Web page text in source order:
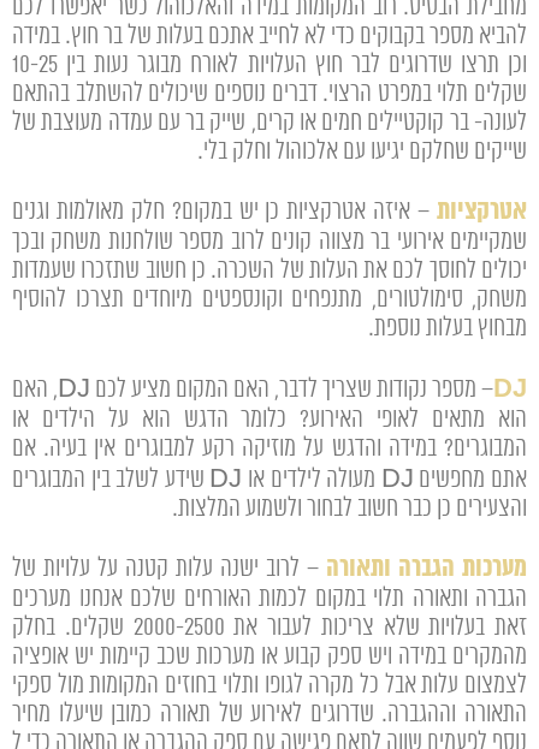
מחבילת הבסיס. רוב המקומות במידה והאלכוהול כשר יאפשרו לכם
להביא מספר בקבוקים כדי לא לחייב אתכם בעלות של בר חוץ. במידה
וכן תרצו שדרוגים לבר חוץ העלויות לאורח מבוגר נעות בין 10-25
שקלים תלוי במפרט הרצוי. דברים נוספים שיכולים להשתלב בהתאם
לעונה- בר קוקטיילים חמים או קרים, שייק בר עם עמדה מעוצבת של
שייקים שחלקם יגיעו עם אלכוהול וחלק בלי.
אטרקציות – איזה אטרקציות כן יש במקום? חלק מאולמות וגנים
שמקיימים אירועי בר מצווה קונים לרוב מספר שולחנות משחק ובכך
יכולים לחוסך לכם את העלות של השכרה. כן חשוב שתזכרו שעמדות
משחק, סימולטורים, מתנפחים וקונספטים מיוחדים תצרכו להוסיף
מבחוץ בעלות נוספת.
DJ
– מספר נקודות שצריך לדבר, האם המקום מציע לכם DJ, האם
הוא מתאים לאופי האירוע? כלומר הדגש הוא על הילדים או
המבוגרים? במידה והדגש על מוזיקה רקע למבוגרים אין בעיה. אם
אתם מחפשים DJ מעולה לילדים או DJ שידע לשלב בין המבוגרים
והצעירים כן כבר חשוב לבחור ולשמוע המלצות.
מערכות הגברה ותאורה – לרוב ישנה עלות קטנה על עלויות של
הגברה ותאורה תלוי במקום לכמות האורחים שלכם אנחנו מערכים
זאת בעלויות שלא צריכות לעבור את 2000-2500 שקלים. בחלק
מהמקרים במידה ויש ספק קבוע או מערכות שכב קיימות יש אופציה
לצמצום עלות אבל כל מקרה לגופו ותלוי בחוזים המקומות מול ספקי
התאורה וההגברה. שדרוגים לאירוע של תאורה כמובן שיעלו מחיר
נוסף לפעמים שווה לתאם פגישה עם ספק ההגברה או התאורה כדי ל